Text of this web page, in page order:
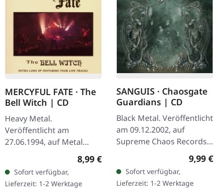
MERCYFUL FATE · The
Bell Witch | CD
Heavy Metal.
Veröffentlicht am
27.06.1994, auf Metal
Blade Records. CD im
Witch" von Mercyful Fate
ist eine fesselnde EP, die…
Regulärer Preis:
8,99 €
Sofort verfügbar,
Lieferzeit: 1-2 Werktage
SANGUIS · Chaosgate
Guardians | CD
Black Metal. Veröffentlicht
am 09.12.2002, auf
Supreme Chaos Records.
CD im Jewelcase mit 12-
seitigem Booklet. Wenn
österreichischer Black
Metal den…
9,99 €
Sofort verfügbar,
Lieferzeit: 1-2 Werktage